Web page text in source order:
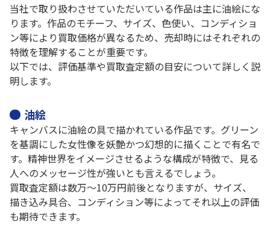
当社で取り扱わさせていただいている作品は主に油絵にな
ります。作品のモチーフ、サイズ、色使い、コンディショ
ン等により買取価格が異なるため、売却時にはそれぞれの
特徴を理解することが重要です。
以下では、評価基準や買取査定額の目安について詳しく説
明します。
油絵
キャンバスに油絵の具で描かれている作品です。グリーン
を基調にした女性像を妖艶かつ幻想的に描くことで有名で
す。精神世界をイメージさせるような構成が特徴で、見る
人へのメッセージ性が強いとも言えるでしょう。
買取査定額は数万～10万円前後となりますが、サイズ、
描き込み具合、コンディション等によってそれ以上の評価
も期待できます。